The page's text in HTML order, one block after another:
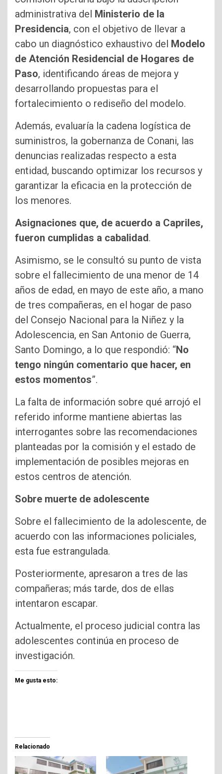
administrativa del Ministerio de la
Presidencia, con el objetivo de llevar a
cabo un diagnóstico exhaustivo del Modelo
de Atención Residencial de Hogares de
Paso, identificando áreas de mejora y
desarrollando propuestas para el
fortalecimiento o rediseño del modelo.
Además, evaluaría la cadena logística de
suministros, la gobernanza de Conani, las
denuncias realizadas respecto a esta
entidad, buscando optimizar los recursos y
garantizar la eficacia en la protección de
los menores.
Asignaciones que, de acuerdo a Capriles,
fueron cumplidas a cabalidad.
Asimismo, se le consultó su punto de vista
sobre el fallecimiento de una menor de 14
años de edad, en mayo de este año, a mano
de tres compañeras, en el hogar de paso
del Consejo Nacional para la Niñez y la
Adolescencia, en San Antonio de Guerra,
Santo Domingo, a lo que respondió: “No
tengo ningún comentario que hacer, en
estos momentos”.
La falta de información sobre qué arrojó el
referido informe mantiene abiertas las
interrogantes sobre las recomendaciones
planteadas por la comisión y el estado de
implementación de posibles mejoras en
estos centros de atención.
Sobre muerte de adolescente
Sobre el fallecimiento de la adolescente, de
acuerdo con las informaciones policiales,
esta fue estrangulada.
Posteriormente, apresaron a tres de las
compañeras; más tarde, dos de ellas
intentaron escapar.
Actualmente, el proceso judicial contra las
adolescentes continúa en proceso de
investigación.
Me gusta esto:
Relacionado